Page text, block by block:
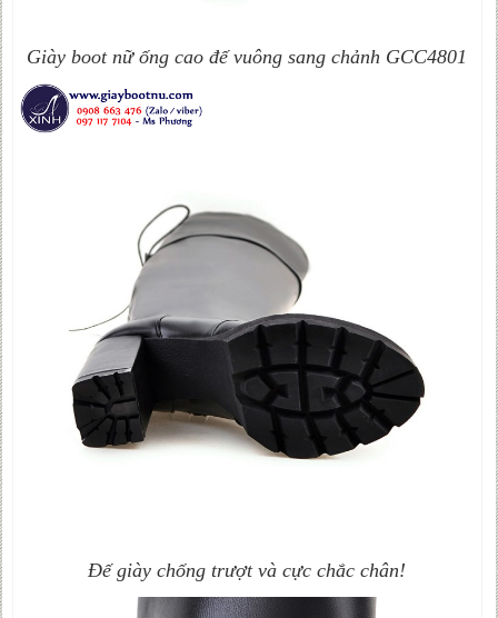
Giày boot nữ ống cao đế vuông sang chảnh GCC4801
Đế giày chống trượt và cực chắc chân!